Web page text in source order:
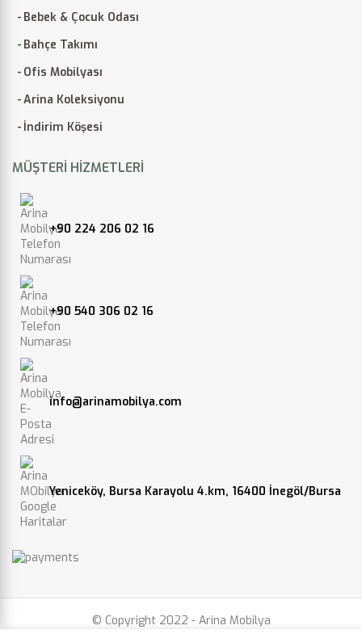
Bebek & Çocuk Odası
Bahçe Takımı
Ofis Mobilyası
Arina Koleksiyonu
İndirim Köşesi
MÜŞTERI HIZMETLERI
+90 224 206 02 16
+90 540 306 02 16
info@arinamobilya.com
Yeniceköy, Bursa Karayolu 4.km, 16400 İnegöl/Bursa
© Copyright 2022 - Arina Mobilya